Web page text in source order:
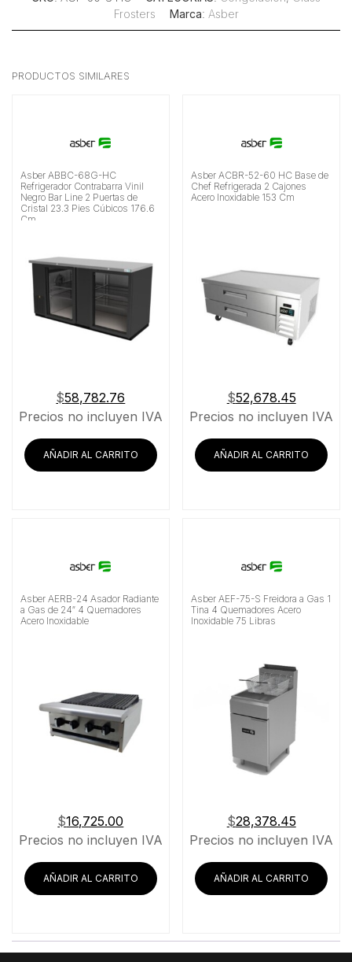
Frosters
Marca: Asber
PRODUCTOS SIMILARES
Asber ABBC-68G-HC
Refrigerador Contrabarra Vinil
Negro Bar Line 2 Puertas de
Cristal 23.3 Pies Cúbicos 176.6
Cm
$58,782.76
Precios no incluyen IVA
AÑADIR AL CARRITO
Asber ACBR-52-60 HC Base de
Chef Refrigerada 2 Cajones
Acero Inoxidable 153 Cm
$52,678.45
Precios no incluyen IVA
AÑADIR AL CARRITO
Asber AERB-24 Asador Radiante
a Gas de 24″ 4 Quemadores
Acero Inoxidable
$16,725.00
Precios no incluyen IVA
AÑADIR AL CARRITO
Asber AEF-75-S Freidora a Gas 1
Tina 4 Quemadores Acero
Inoxidable 75 Libras
$28,378.45
Precios no incluyen IVA
AÑADIR AL CARRITO